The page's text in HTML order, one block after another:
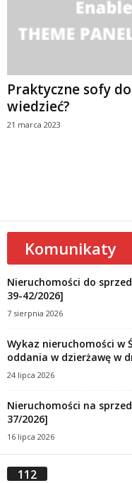
Praktyczne sofy
wiedzieć?
21 marca 2023
Komunikaty
Nieruchomości do
39-42/2026]
7 sierpnia 2026
Wykaz nieruchomości w
oddania w dzierżawę w
24 lipca 2026
Nieruchomości na
37/2026]
16 lipca 2026
112